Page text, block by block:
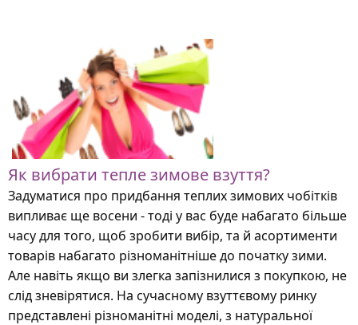
Як вибрати тепле зимове взуття?
Задуматися про придбання теплих зимових чобітків
випливає ще восени - тоді у вас буде набагато більше
часу для того, щоб зробити вибір, та й асортименти
товарів набагато різноманітніше до початку зими.
Але навіть якщо ви злегка запізнилися з покупкою, не
слід зневірятися. На сучасному взуттєвому ринку
представлені різноманітні моделі, з натуральної